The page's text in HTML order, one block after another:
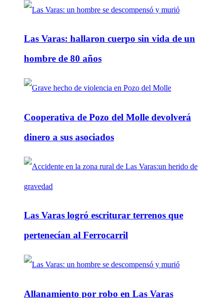
Las Varas: hallaron cuerpo sin vida de un
hombre de 80 años
Cooperativa de Pozo del Molle devolverá
dinero a sus asociados
Las Varas logró escriturar terrenos que
pertenecían al Ferrocarril
Allanamiento por robo en Las Varas